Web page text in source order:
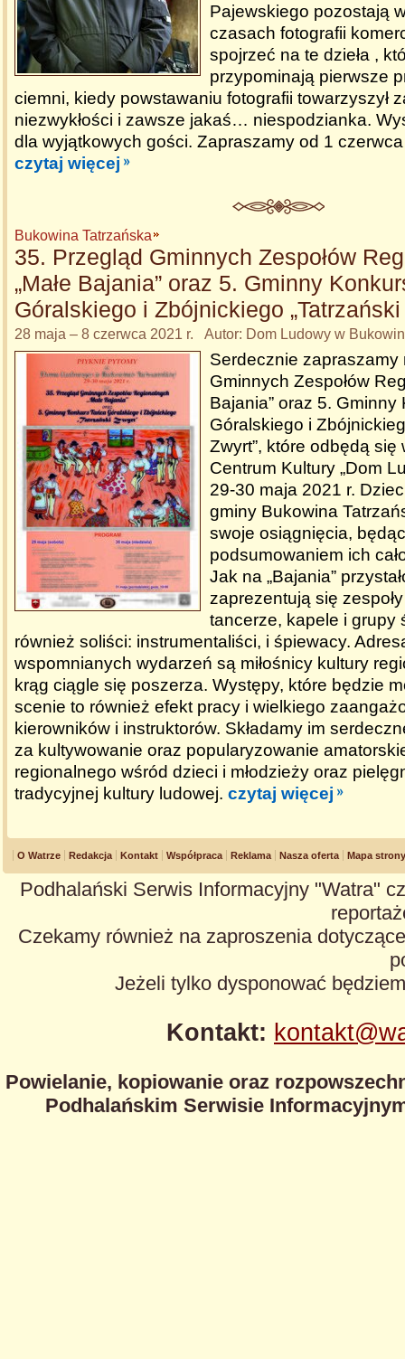
Pajewskiego pozostają
czasach fotografii
spojrzeć na te dzieła ,
przypominają pierwsze
ciemni, kiedy powstawaniu fotografii towarzyszył
niezwykłości i zawsze jakaś… niespodzianka.
dla wyjątkowych gości. Zapraszamy od 1
czytaj więcej
Bukowina Tatrzańska
35. Przegląd Gminnych Zespołów
„Małe Bajania” oraz 5. Gminny
Góralskiego i Zbójnickiego „Tatrzański
28 maja – 8 czerwca 2021 r. Autor: Dom Ludowy w
Serdecznie zapraszamy
Gminnych Zespołów
Bajania” oraz 5. Gminny
Góralskiego i
Zwyrt”, które odbędą
Centrum Kultury „Dom
29-30 maja 2021 r.
gminy Bukowina
swoje osiągnięcia,
podsumowaniem ich
Jak na „Bajania”
zaprezentują się
tancerze, kapele i grupy
również soliści: instrumentaliści, i śpiewacy.
wspomnianych wydarzeń są miłośnicy kultury
krąg ciągle się poszerza. Występy, które będzie
scenie to również efekt pracy i wielkiego
kierowników i instruktorów. Składamy im
za kultywowanie oraz popularyzowanie
regionalnego wśród dzieci i młodzieży oraz
tradycyjnej kultury ludowej. czytaj więcej
O Watrze Redakcja Kontakt Współpraca Reklama Nasza oferta Mapa strony
Podhalański Serwis Informacyjny "Watra"
Czekamy również na zaproszenia
Jeżeli tylko dysponować
Kontakt:
Powielanie, kopiowanie oraz
Podhalańskim Serwisie